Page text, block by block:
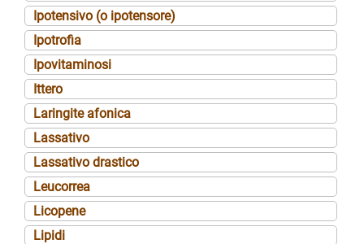
Ipotensivo (o ipotensore)
Ipotrofia
Ipovitaminosi
Ittero
Laringite afonica
Lassativo
Lassativo drastico
Leucorrea
Licopene
Lipidi